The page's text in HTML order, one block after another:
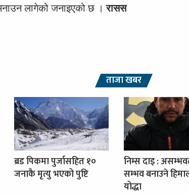
लागेको जनाइएको छ ।रासस
ताजा खबर
ब्रड पिकमा पुर्जासहित १०
जनाकै मृत्यु भएको पुष्टि
निम्स दाइ :
सम्भव बनाउने
योद्धा